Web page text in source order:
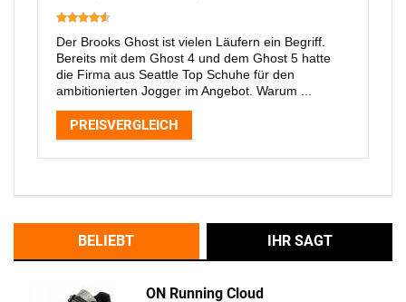
Der Brooks Ghost ist vielen Läufern ein Begriff.
Bereits mit dem Ghost 4 und dem Ghost 5 hatte
die Firma aus Seattle Top Schuhe für den
ambitionierten Jogger im Angebot. Warum ...
PREISVERGLEICH
BELIEBT IHR SAGT
ON Running Cloud